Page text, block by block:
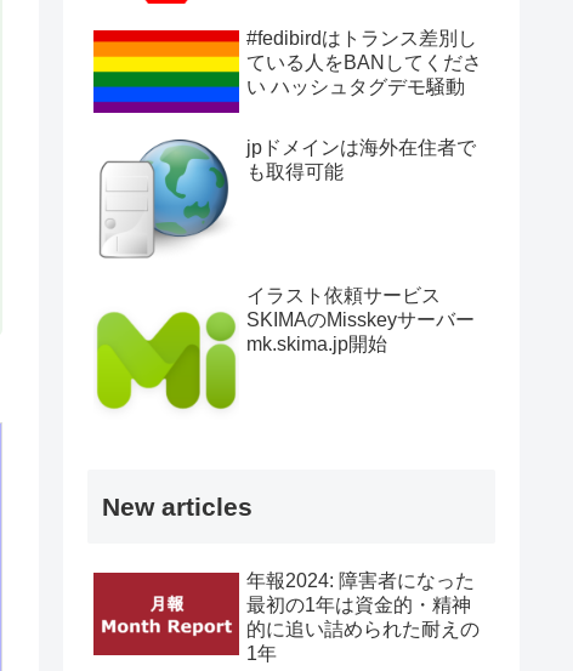
#fedibirdはトランス差別し
ている人をBANしてくださ
い ハッシュタグデモ騒動
jpドメインは海外在住者で
も取得可能
イラスト依頼サービス
SKIMAのMisskeyサーバー
mk.skima.jp開始
New articles
年報2024: 障害者になった
最初の1年は資金的・精神
的に追い詰められた耐えの
1年